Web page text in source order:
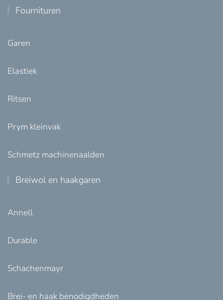
Fournituren
Garen
Elastiek
Ritsen
Prym kleinvak
Schmetz machinenaalden
Breiwol en haakgaren
Annell
Durable
Schachenmayr
Brei- en haak benodigdheden